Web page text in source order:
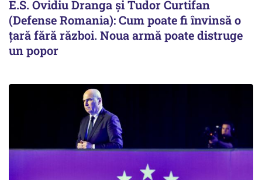
E.S. Ovidiu Dranga și Tudor Curtifan
(Defense Romania): Cum poate fi învinsă o
țară fără război. Noua armă poate distruge
un popor